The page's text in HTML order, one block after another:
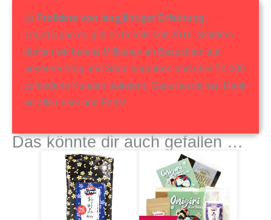
👍 Profitiere von langjähriger Erfahrung:
1mal1japan.de gibt es bereits seit 2016. Seitdem
durften wir bereits Millionen an Besuchern auf
unserem Blog und Shop begrüßen und über 50.000
zufriedene Kunden beliefern. Ganz herzlichen Dank
an alle Leser und Fans!
Das könnte dir auch gefallen …